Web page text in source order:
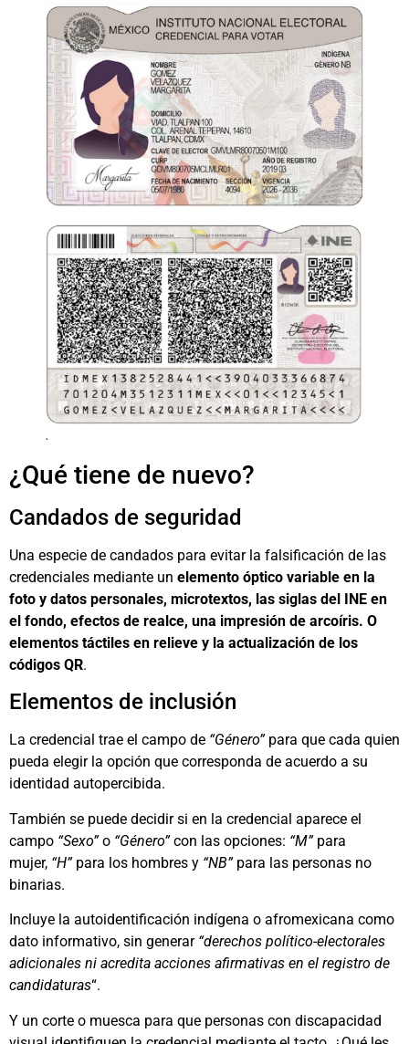
.
¿Qué tiene de nuevo?
Candados de seguridad
Una especie de candados para evitar la falsificación de las
credenciales mediante un elemento óptico variable en la
foto y datos personales, microtextos, las siglas del INE en
el fondo, efectos de realce, una impresión de arcoíris. O
elementos táctiles en relieve y la actualización de los
códigos QR.
Elementos de inclusión
La credencial trae el campo de “Género”para que cada quien
pueda elegir la opción que corresponda de acuerdo a su
identidad autopercibida.
También se puede decidir si en la credencial aparece el
campo “Sexo”o “Género”con las opciones: “M”para
mujer, “H”para los hombres y “NB”para las personas no
binarias.
Incluye la autoidentificación indígena o afromexicana como
dato informativo, sin generar “derechos político-electorales
adicionales ni acredita acciones afirmativas en el registro de
candidaturas“.
Y un corte o muesca para que personas con discapacidad